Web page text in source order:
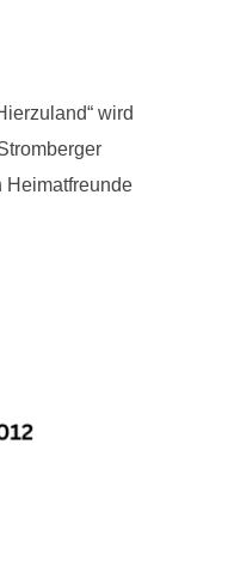
wird
Heimatfreunde